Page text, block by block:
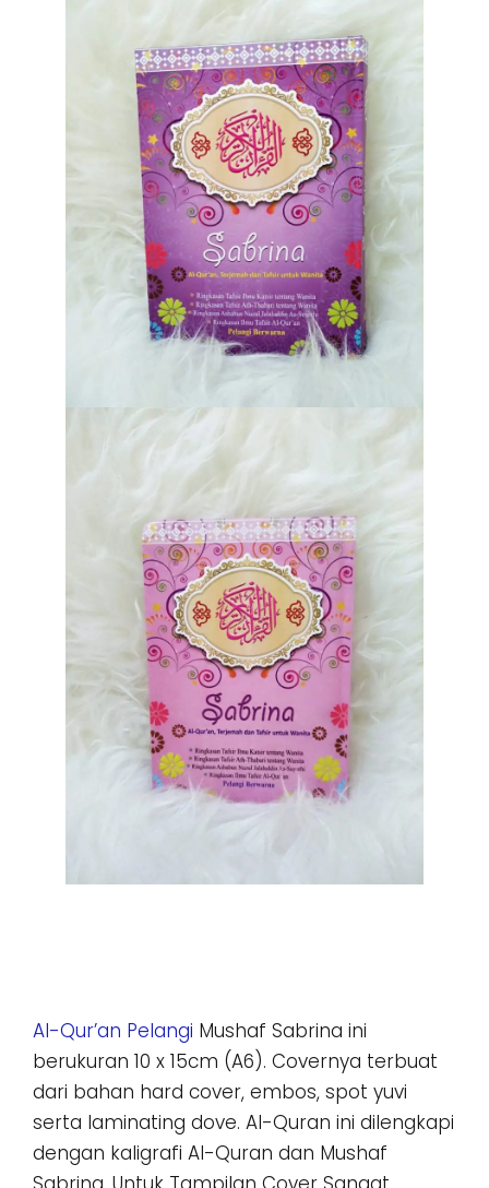
Al-Qur’an Pelangi Mushaf Sabrina ini
berukuran 10 x 15cm (A6). Covernya terbuat
dari bahan hard cover, embos, spot yuvi
serta laminating dove. Al-Quran ini dilengkapi
dengan kaligrafi Al-Quran dan Mushaf